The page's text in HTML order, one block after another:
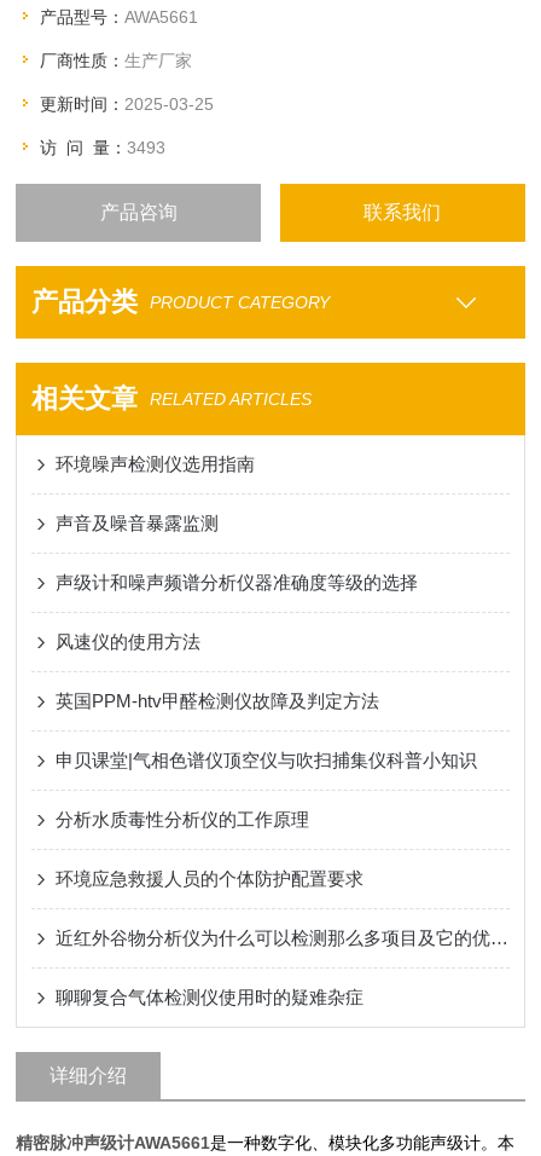
业、环境保护、劳动卫生、教学、科研等领域。
产品型号：AWA5661
厂商性质：生产厂家
更新时间： 2025-03-25
访 问 量：3493
产品咨询 联系我们
产品分类 PRODUCT CATEGORY
相关文章 RELATED ARTICLES
环境噪声检测仪选用指南
声音及噪音暴露监测
声级计和噪声频谱分析仪器准确度等级的选择
风速仪的使用方法
英国PPM-htv甲醛检测仪故障及判定方法
申贝课堂|气相色谱仪顶空仪与吹扫捕集仪科普小知识
分析水质毒性分析仪的工作原理
环境应急救援人员的个体防护配置要求
近红外谷物分析仪为什么可以检测那么多项目及它的优势有哪些？
聊聊复合气体检测仪使用时的疑难杂症
详细介绍
精密脉冲声级计AWA5661是一种数字化、模块化多功能声级计。本